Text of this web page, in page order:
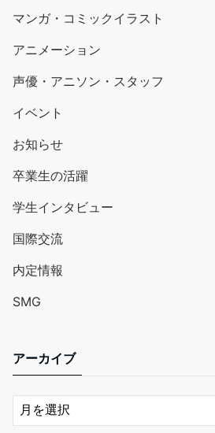
マンガ・コミックイラスト
アニメーション
声優・アニソン・スタッフ
イベント
お知らせ
卒業生の活躍
学生インタビュー
国際交流
内定情報
SMG
アーカイブ